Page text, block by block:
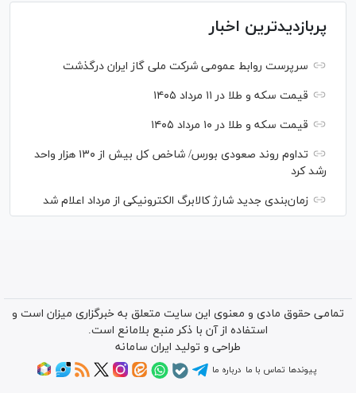
پربازدیدترین اخبار
سرپرست روابط عمومی شرکت ملی گاز ایران درگذشت
قیمت سکه و طلا در ۱۱ مرداد ۱۴۰۵
قیمت سکه و طلا در ۱۰ مرداد ۱۴۰۵
تداوم روند صعودی بورس/ شاخص کل بیش از ۱۳۰ هزار واحد
رشد کرد
زمان‌بندی جدید شارژ کالابرگ الکترونیکی از مرداد اعلام شد
تمامی حقوق مادی و معنوی این سایت متعلق به خبرگزاری میزان است و
استفاده از آن با ذکر منبع بلامانع است.
طراحی و تولید ایران سامانه
پیوندها تماس با ما درباره ما